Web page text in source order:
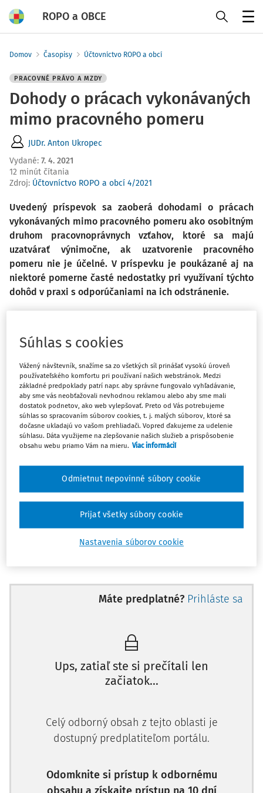
ROPO a OBCE
Domov Časopisy Účtovníctvo ROPO a obcí
PRACOVNÉ PRÁVO A MZDY
Dohody o prácach vykonávaných
mimo pracovného pomeru
JUDr. Anton Ukropec
Vydané: 7. 4. 2021
12 minút čítania
Zdroj: Účtovníctvo ROPO a obcí 4/2021
Uvedený príspevok sa zaoberá dohodami o prácach
vykonávaných mimo pracovného pomeru ako osobitným
druhom pracovnoprávnych vzťahov, ktoré sa majú
uzatvárať výnimočne, ak uzatvorenie pracovného
pomeru nie je účelné. V príspevku je poukázané aj na
niektoré pomerne časté nedostatky pri využívaní týchto
dohôd v praxi s odporúčaniami na ich odstránenie.
Zamestnávateľ môže podľa zákona č. 311/2011 Z.z.
plnenie svojich úloh alebo na zabezpečenie svojich
potrieb výnimočne uzatvárať s fyzickými osobami dohody o
prácach vykonávaných mimo pracovného pomeru, za
ktoré sa považujú dohoda o vykonaní práce, dohoda o
brigádnickej práci študentov a dohoda o pracovnej
činnosti (ďalej spolu len "dohody").
Dohoda o vykonaní práce sa uzatvára napráce, ktoré sú
charakterizované výsledkom(napr. namaľovanie plotu,
oprava brány), na rozdiel od dohody o brigádnickej práci
študentov a dohody o pracovnej činnosti, ktoré sa
(napr. starostlivosť o obecnú zeleň, upratovanie
druhom práce. Preto je vždy potrebné vopred posúdiť
povahu práce, ktorá sa má vykonávať a na základe toho
Dohody by sa však mali uzatvárať
ostatných prípadoch je potrebné namiesto dohody
uzatvoriť pracovnú zmluvu. Okrem toho dohody možno
uzatvoriť najviac na 12 mesiacov. Ak je dohoda uzatvorená
príslušných poisťovní. Keďže sa dohody majú uzatvárať len
výnimočne, domnievame sa, že nadmerné reťazenie
Máte predplatné? Prihláste sa
Ups, zatiaľ ste si prečítali len
začiatok...
Celý odborný obsah z tejto oblasti je
dostupný predplatiteľom portálu.
Odomknite si prístup k odbornému
Súhlas s cookies
Vážený návštevník, snažíme sa zo všetkých síl prinášať vysokú úroveň
používateľského komfortu pri používaní našich webstránok. Medzi
základné predpoklady patrí napr. aby správne fungovalo vyhľadávanie,
aby sme vás neobťažovali nevhodnou reklamou alebo aby sme mali
dostatok podnetov, ako web vylepšovať. Preto od Vás potrebujeme
súhlas so spracovaním súborov cookies, t. j. malých súborov, ktoré sa
dočasne ukladajú vo vašom prehliadači. Vopred ďakujeme za udelenie
súhlasu. Dáta využijeme na zlepšovanie našich služieb a prispôsobenie
obsahu webu priamo Vám na mieru. Viac informácií
Nastavenia súborov cookie
Odmietnut nepovinné súbory cookie
Prijať všetky súbory cookie